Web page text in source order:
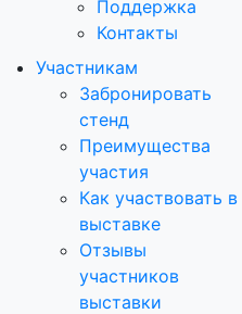
Поддержка
Контакты
Участникам
Забронировать
стенд
Преимущества
участия
Как участвовать в
выставке
Отзывы
участников
выставки